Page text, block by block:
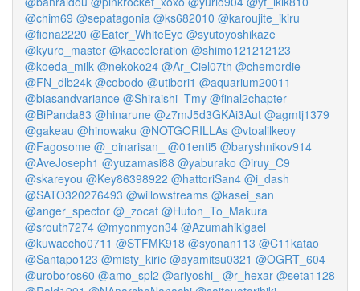
@chim69 @sepatagonia @ks682010 @karoujite_ikiru
@fiona2220 @Eater_WhiteEye @syutoyoshikaze
@kyuro_master @kacceleration @shimo121212123
@koeda_milk @nekoko24 @Ar_Ciel07th @chemordie
@FN_dlb24k @cobodo @utibori1 @aquarium20011
@biasandvariance @Shiraishi_Tmy @final2chapter
@BiPanda83 @hinarune @z7mJ5d3GKAi3Aut @agmtj1379
@gakeau @hinowaku @NOTGORILLAs @vtoalilkeoy
@Fagosome @_oinarisan_ @01enti5 @baryshnikov914
@AveJoseph1 @yuzamasi88 @yaburako @iruy_C9
@skareyou @Key86398922 @hattoriSan4 @i_dash
@SATO320276493 @willowstreams @kasei_san
@anger_spector @_zocat @Huton_To_Makura
@srouth7274 @myonmyon34 @Azumahikigael
@kuwaccho0711 @STFMK918 @syonan113 @C11katao
@Santapo123 @misty_kirie @ayamitsu0321 @OGRT_604
@uroboros60 @amo_spl2 @ariyoshi_ @r_hexar @seta1128